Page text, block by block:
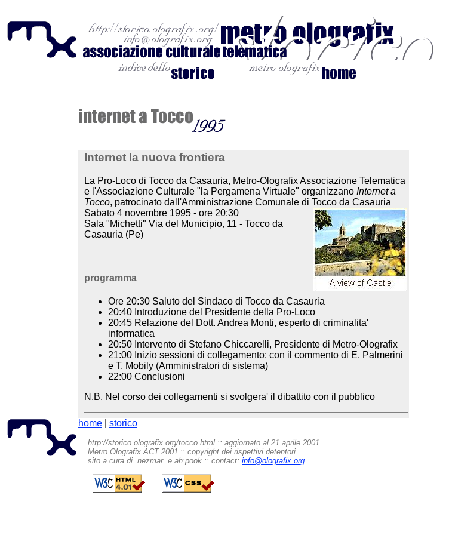
Internet la nuova frontiera
La Pro-Loco di Tocco da Casauria, Metro-Olografix Associazione Telematica
e l'Associazione Culturale "la Pergamena Virtuale" organizzano Internet a
Tocco, patrocinato dall'Amministrazione Comunale di Tocco da Casauria
Sabato 4 novembre 1995 - ore 20:30
Sala "Michetti" Via del Municipio, 11 - Tocco da
Casauria (Pe)
programma
Ore 20:30 Saluto del Sindaco di Tocco da Casauria
20:40 Introduzione del Presidente della Pro-Loco
20:45 Relazione del Dott. Andrea Monti, esperto di criminalita'
informatica
20:50 Intervento di Stefano Chiccarelli, Presidente di Metro-Olografix
21:00 Inizio sessioni di collegamento: con il commento di E. Palmerini
e T. Mobily (Amministratori di sistema)
22:00 Conclusioni
N.B. Nel corso dei collegamenti si svolgera' il dibattito con il pubblico
home storico
http://storico.olografix.org/tocco.html :: aggiornato al 21 aprile 2001
Metro Olografix ACT 2001 :: copyright dei rispettivi detentori
sito a cura di .nezmar. e ah:pook :: contact: info@olografix.org